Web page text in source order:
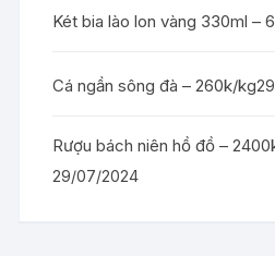
Két bia lào lon vàng 330ml –
Cá ngần sông đà – 260k/kg
Rượu bách niên hồ đồ –
29/07/2024